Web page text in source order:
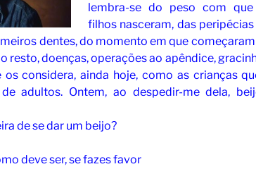
lembra-se do peso com
filhos nasceram, das
dentes, do momento em que começaram
resto, doenças, operações ao apêndice,
os considera, ainda hoje, como as crianças
de adultos. Ontem, ao despedir-me dela,
de se dar um beijo?
deve ser, se fazes favor